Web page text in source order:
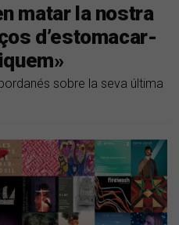
matar la nostra
d’estomacar-
sobre la seva última